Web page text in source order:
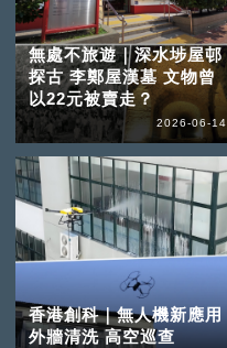
無處不旅遊｜深水埗屋邨
探古 李鄭屋漢墓 文物曾
以22元被賣走？
2026-06-14
香港創科｜無人機新應用
外牆清洗 高空巡查